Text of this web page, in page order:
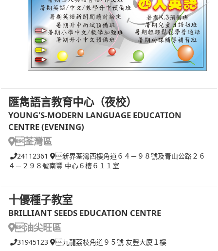
匯雋語言教育中心（夜校）
YOUNG'S-MODERN LANGUAGE EDUCATION
CENTRE (EVENING)
荃灣區
24112361
新界荃灣西樓角道６４－９８號及青山公路２６
４－２９８號南豐 中心６樓６１１室
十優種子教室
BRILLIANT SEEDS EDUCATION CENTRE
油尖旺區
31945123 九龍荔枝角道９５號 友豐大廈１樓